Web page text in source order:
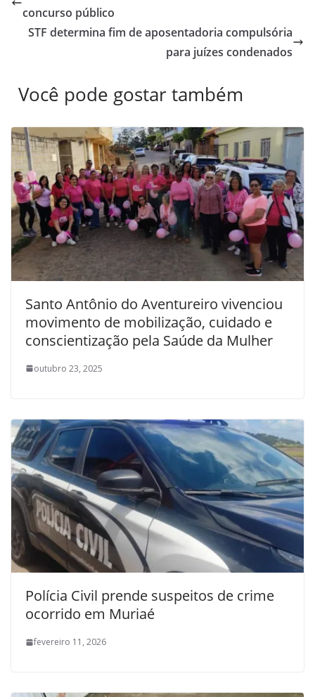
concurso público
STF determina fim de aposentadoria compulsória
para juízes condenados
Você pode gostar também
Santo Antônio do Aventureiro vivenciou
movimento de mobilização, cuidado e
conscientização pela Saúde da Mulher
outubro 23, 2025
Polícia Civil prende suspeitos de crime
ocorrido em Muriaé
fevereiro 11, 2026